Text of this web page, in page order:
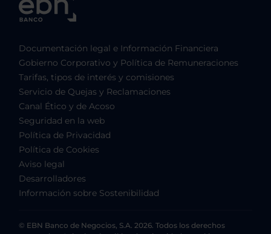
Documentación legal e Información Financiera
Gobierno Corporativo y Política de Remuneraciones
Tarifas, tipos de interés y comisiones
Servicio de Quejas y Reclamaciones
Canal Ético y de Acoso
Seguridad en la web
Política de Privacidad
Política de Cookies
Aviso legal
Desarrolladores
Información sobre Sostenibilidad
© EBN Banco de Negocios, S.A. 2026. Todos los derechos